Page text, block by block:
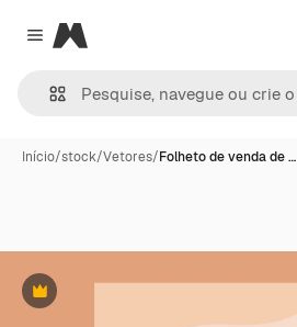
Close menu
Magnific
Início/stock/Vetores/Folheto de venda de …
Premium